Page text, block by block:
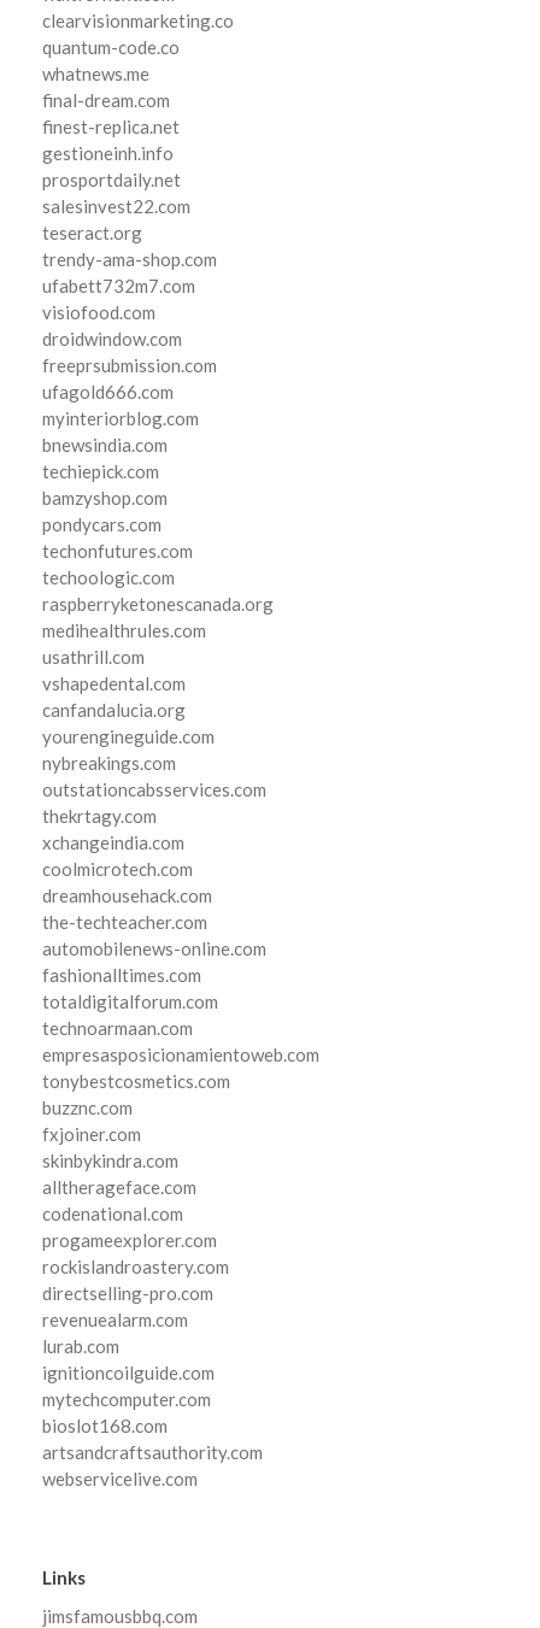
clearvisionmarketing.co
quantum-code.co
whatnews.me
final-dream.com
finest-replica.net
gestioneinh.info
prosportdaily.net
salesinvest22.com
teseract.org
trendy-ama-shop.com
ufabett732m7.com
visiofood.com
droidwindow.com
freeprsubmission.com
ufagold666.com
myinteriorblog.com
bnewsindia.com
techiepick.com
bamzyshop.com
pondycars.com
techonfutures.com
techoologic.com
raspberryketonescanada.org
medihealthrules.com
usathrill.com
vshapedental.com
canfandalucia.org
yourengineguide.com
nybreakings.com
outstationcabsservices.com
thekrtagy.com
xchangeindia.com
coolmicrotech.com
dreamhousehack.com
the-techteacher.com
automobilenews-online.com
fashionalltimes.com
totaldigitalforum.com
technoarmaan.com
empresasposicionamientoweb.com
tonybestcosmetics.com
buzznc.com
fxjoiner.com
skinbykindra.com
alltherageface.com
codenational.com
progameexplorer.com
rockislandroastery.com
directselling-pro.com
revenuealarm.com
lurab.com
ignitioncoilguide.com
mytechcomputer.com
bioslot168.com
artsandcraftsauthority.com
webservicelive.com
Links
jimsfamousbbq.com